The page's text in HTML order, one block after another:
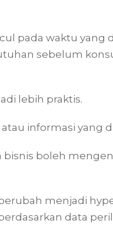
pada waktu yang
sebelum
lebih praktis.
informasi yang
bisnis boleh
menjadi
data